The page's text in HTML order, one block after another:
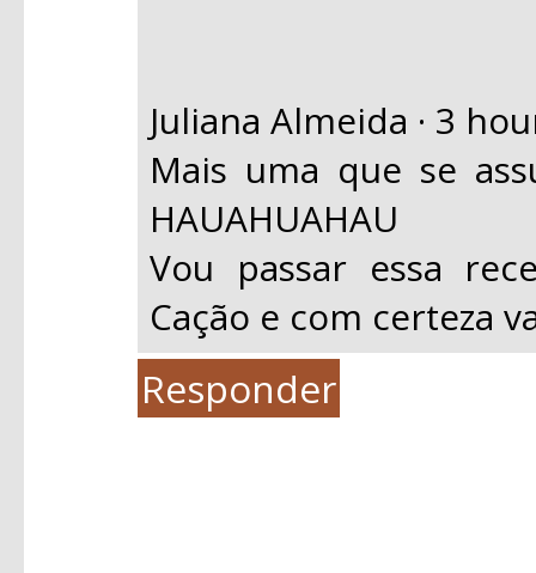
Juliana Almeida · 3
Mais uma que se
HAUAHUAHAU
Vou passar essa
Cação e com certeza
Responder